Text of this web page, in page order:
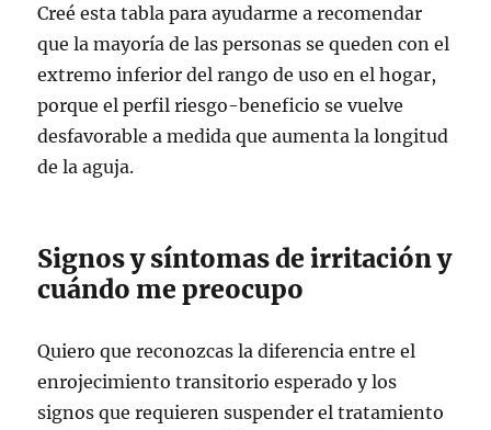
Creé esta tabla para ayudarme a recomendar
que la mayoría de las personas se queden con el
extremo inferior del rango de uso en el hogar,
porque el perfil riesgo-beneficio se vuelve
desfavorable a medida que aumenta la longitud
de la aguja.
Signos y síntomas de irritación y
cuándo me preocupo
Quiero que reconozcas la diferencia entre el
enrojecimiento transitorio esperado y los
signos que requieren suspender el tratamiento